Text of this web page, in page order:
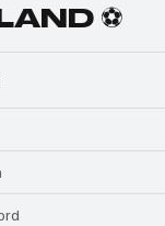
⚽